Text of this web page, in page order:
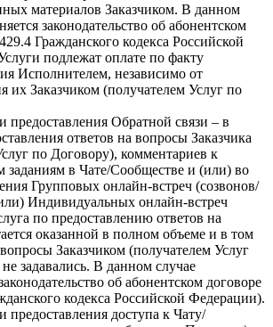
материалов Заказчиком. В данном
законодательство об абонентском
Гражданского кодекса Российской
подлежат оплате по факту
Исполнителем, независимо от
их Заказчиком (получателем Услуг по
предоставления Обратной связи – в
ответов на вопросы Заказчика
по Договору), комментариев к
в Чате/Сообществе и (или) во
Групповых онлайн-встреч (созвонов/
Индивидуальных онлайн-встреч
по предоставлению ответов на
оказанной в полном объеме и в том
вопросы Заказчиком (получателем Услуг
задавались. В данном случае
об абонентском договоре
кодекса Российской Федерации).
предоставления доступа к Чату/